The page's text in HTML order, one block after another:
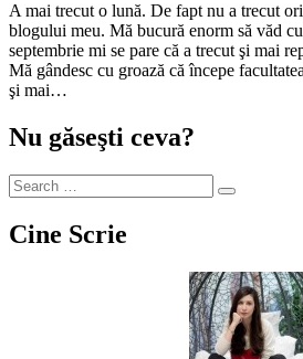
A mai trecut o lună. De fapt nu a trecut orice lună, ci prima lună a
blogului meu. Mă bucură enorm să văd
septembrie mi se pare că a trecut şi mai
Mă gândesc cu groază că începe
şi mai…
Nu găseşti ceva?
Cine Scrie